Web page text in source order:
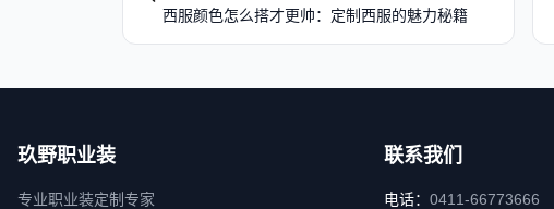
西服颜色怎么搭才更帅：定制西服的魅力秘籍
玖野职业装
专业职业装定制专家
联系我们
电话： 0411-66773666